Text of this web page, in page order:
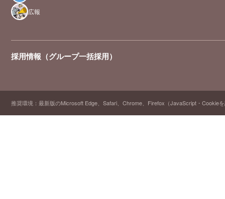
広報
採用情報（グループ一括採用）
推奨環境：最新版のMicrosoft Edge、Safari、Chrome、Firefox（JavaScript・Cookie